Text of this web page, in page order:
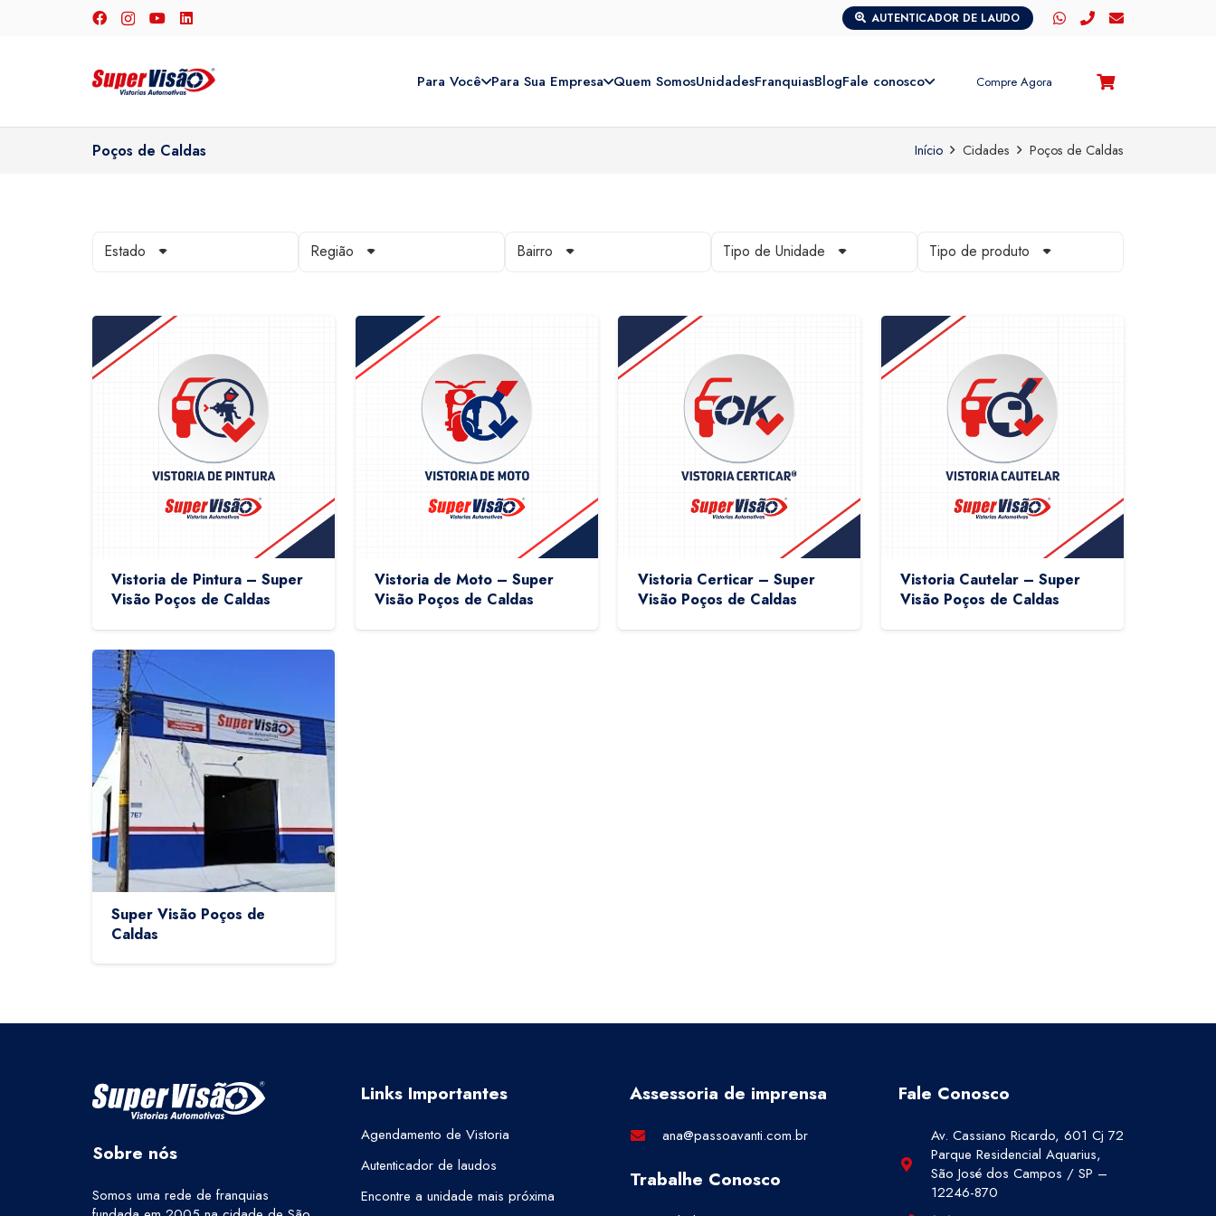
AUTENTICADOR DE LAUDO
Para Você Para Sua Empresa Quem SomosUnidadesFranquiasBlogFale conosco Compre Agora
Poços de Caldas Início Cidades Poços de Caldas
Estado Região Bairro Tipo de Unidade Tipo de produto
Vistoria de Pintura – Super
Visão Poços de Caldas
Vistoria de Moto – Super
Visão Poços de Caldas
Vistoria Certicar – Super
Visão Poços de Caldas
Vistoria Cautelar – Super
Visão Poços de Caldas
Super Visão Poços de
Caldas
Sobre nós
Somos uma rede de franquias
Links Importantes
Agendamento de Vistoria
Autenticador de laudos
Encontre a unidade mais próxima
Assessoria de imprensa
ana@passoavanti.com.br
Trabalhe Conosco
Fale Conosco
Av. Cassiano Ricardo, 601 Cj 72
Parque Residencial Aquarius,
São José dos Campos / SP –
12246-870